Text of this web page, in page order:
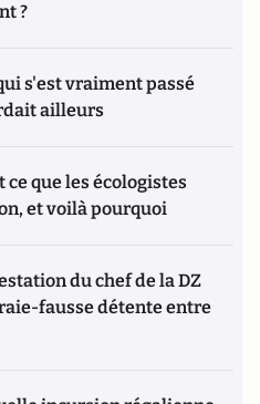
?
s'est vraiment passé
ailleurs
ce que les écologistes
et voilà pourquoi
du chef de la DZ
fausse détente entre